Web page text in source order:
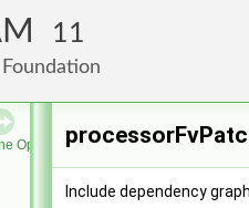
11
OpenFOAM Foundation
Include dependency